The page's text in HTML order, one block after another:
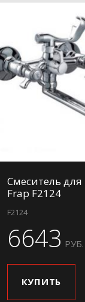
Смеситель
Frap F2124
F2124
6643 РУБ.
КУПИТЬ